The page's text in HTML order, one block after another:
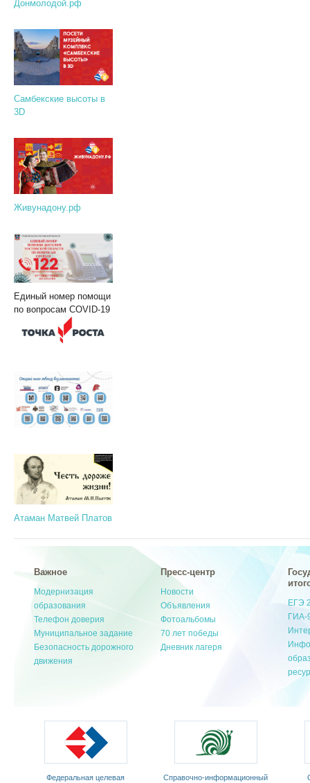
Донмолодой.рф
Самбекские высоты в
3D
Живунадону.рф
Единый номер помощи
по вопросам COVID-19
Атаман Матвей Платов
Важное
Модернизация
образования
Телефон доверия
Муниципальное задание
Безопасность дорожного
движения
Пресс-центр
Новости
Объявления
Фотоальбомы
70 лет победы
Дневник лагеря
ЕГЭ
ГИА-
Федеральная целевая
Cправочно-информационный